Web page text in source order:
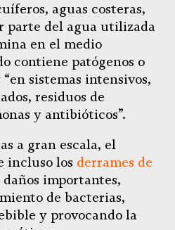
aguas costeras,
parte del agua utilizada
en el medio
contiene patógenos o
sistemas intensivos,
residuos de
y antibióticos”.
a gran escala, el
incluso los derrames de
importantes,
de bacterias,
y provocando la